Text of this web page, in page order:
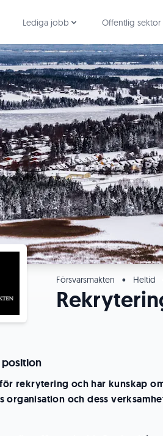
Lediga jobb Offentlig sektor
Försvarsmakten • Heltid
position
rekrytering och har kunskap
organisation och dess